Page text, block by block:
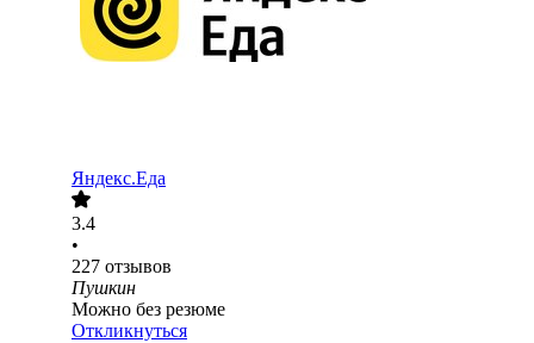
Яндекс.Еда
3.4
•
227 отзывов
Пушкин
Можно без резюме
Откликнуться